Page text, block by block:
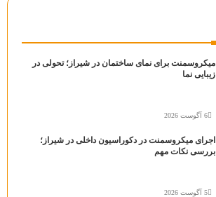
میکروسمنت برای نمای ساختمان در شیراز؛ تحولی در
زیبایی نما
6 آگوست 2026
اجرای میکروسمنت در دکوراسیون داخلی در شیراز؛
بررسی نکات مهم
5 آگوست 2026